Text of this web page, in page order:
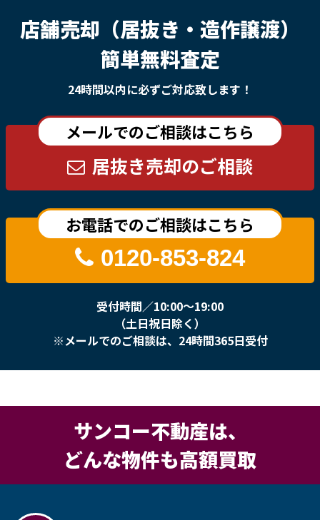
店舗売却（居抜き・造作譲渡）
簡単無料査定
24時間以内に必ずご対応致します！
メールでのご相談はこちら
居抜き売却のご相談
お電話でのご相談はこちら
0120-853-824
受付時間／10:00〜19:00
（土日祝日除く）
※メールでのご相談は、24時間365日受付
サンコー不動産は、
どんな物件も高額買取